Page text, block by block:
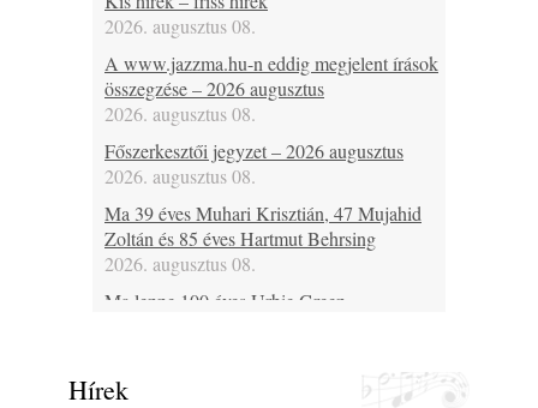
2026. augusztus 08.
A www.jazzma.hu-n eddig megjelent írások
összegzése – 2026 augusztus
2026. augusztus 08.
Főszerkesztői jegyzet – 2026 augusztus
2026. augusztus 08.
Ma 39 éves Muhari Krisztián, 47 Mujahid
Zoltán és 85 éves Hartmut Behrsing
2026. augusztus 08.
Ma lenne 100 éves Urbie Green
2026. augusztus 08.
Hírek